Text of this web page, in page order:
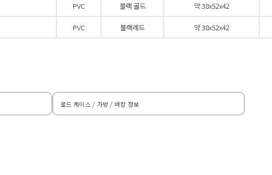
PVC 블랙 골드 약 38x52x42
PVC 블랙레드 약 38x52x42
로드 케이스 / 가방 / 바캉 정보